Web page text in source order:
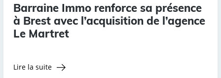
Barraine Immo renforce sa présence
à Brest avec l’acquisition de l’agence
Le Martret
Lire la suite